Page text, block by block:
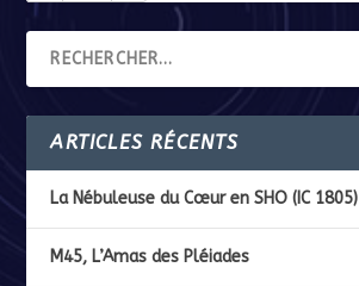
ARTICLES RÉCENTS
La Nébuleuse du Cœur en SHO (IC 1805)
M45, L’Amas des Pléiades